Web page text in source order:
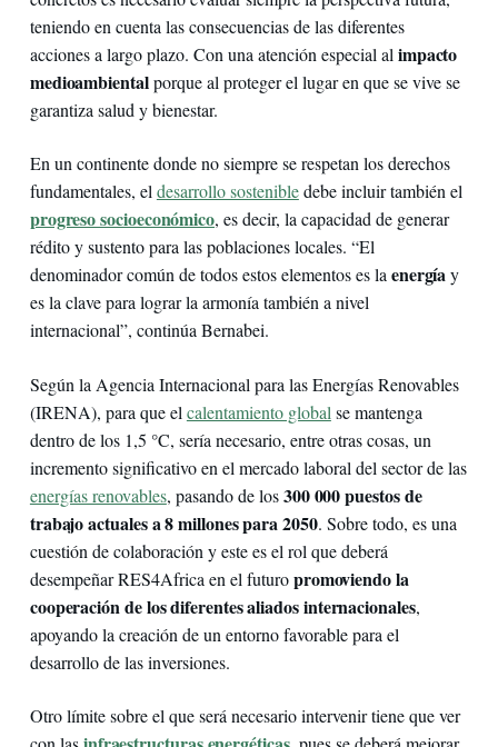
teniendo en cuenta las consecuencias de las diferentes
acciones a largo plazo. Con una atención especial alimpacto
medioambientalporque al proteger el lugar en que se vive se
garantiza salud y bienestar.
En un continente donde no siempre se respetan los derechos
fundamentales, eldesarrollo sostenibledebe incluir también el
progreso socioeconómico, es decir, la capacidad de generar
rédito y sustento para las poblaciones locales. “El
denominador común de todos estos elementos es laenergíay
es la clave para lograr la armonía también a nivel
internacional”, continúa Bernabei.
Según la Agencia Internacional para las Energías Renovables
(IRENA), para que el calentamiento global se mantenga
dentro de los 1,5 °C, sería necesario, entre otras cosas, un
incremento significativo en el mercado laboral del sector de las
energías renovables, pasando de los300 000 puestos de
trabajo actuales a 8 millones para 2050. Sobre todo, es una
cuestión de colaboración y este es el rol que deberá
desempeñar RES4Africa en el futuropromoviendo la
cooperación de los diferentes aliados internacionales,
apoyando la creación de un entorno favorable para el
desarrollo de las inversiones.
Otro límite sobre el que será necesario intervenir tiene que ver